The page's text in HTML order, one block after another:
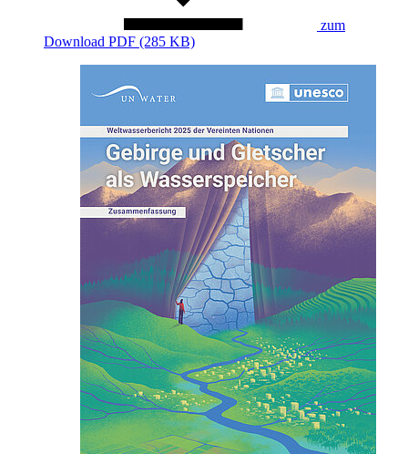
zum
Download PDF (285 KB)